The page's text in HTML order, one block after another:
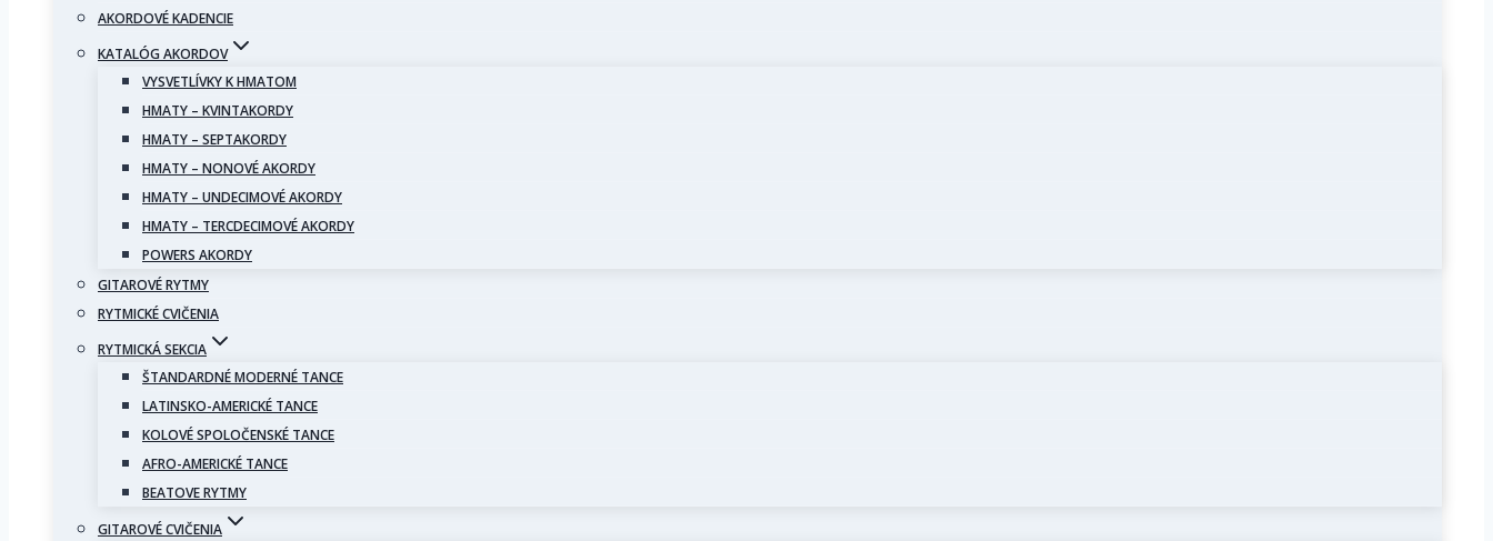
AKORDOVÉ KADENCIE
KATALÓG AKORDOV
VYSVETLÍVKY K HMATOM
HMATY – KVINTAKORDY
HMATY – SEPTAKORDY
HMATY – NONOVÉ AKORDY
HMATY – UNDECIMOVÉ AKORDY
HMATY – TERCDECIMOVÉ AKORDY
POWERS AKORDY
GITAROVÉ RYTMY
RYTMICKÉ CVIČENIA
RYTMICKÁ SEKCIA
ŠTANDARDNÉ MODERNÉ TANCE
LATINSKO-AMERICKÉ TANCE
KOLOVÉ SPOLOČENSKÉ TANCE
AFRO-AMERICKÉ TANCE
BEATOVE RYTMY
GITAROVÉ CVIČENIA